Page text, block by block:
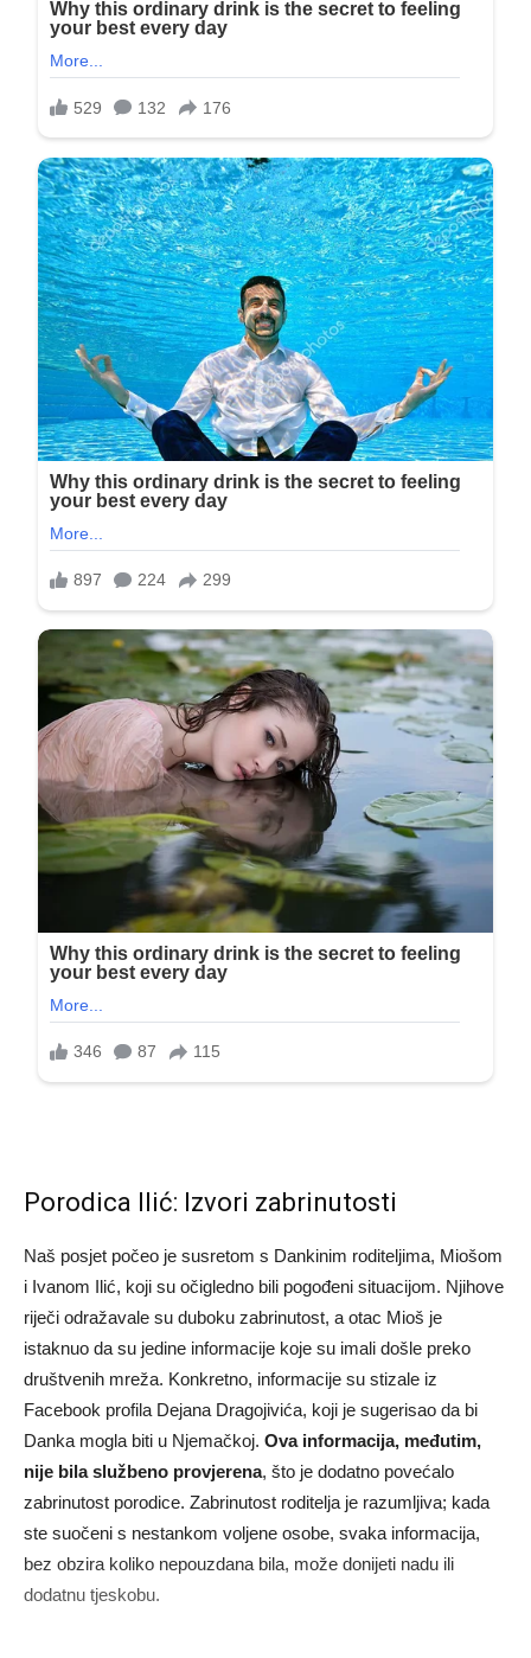
Porodica Ilić: Izvori zabrinutosti
Naš posjet počeo je susretom s Dankinim roditeljima, Miošom
i Ivanom Ilić, koji su očigledno bili pogođeni situacijom. Njihove
riječi odražavale su duboku zabrinutost, a otac Mioš je
istaknuo da su jedine informacije koje su imali došle preko
društvenih mreža. Konkretno, informacije su stizale iz
Facebook profila Dejana Dragojivića, koji je sugerisao da bi
Danka mogla biti u Njemačkoj. Ova informacija, međutim,
nije bila službeno provjerena, što je dodatno povećalo
zabrinutost porodice. Zabrinutost roditelja je razumljiva; kada
ste suočeni s nestankom voljene osobe, svaka informacija,
bez obzira koliko nepouzdana bila, može donijeti nadu ili
dodatnu tjeskobu.